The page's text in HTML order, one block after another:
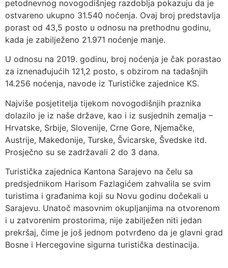
petodnevnog novogodišnjeg razdoblja pokazuju da je
ostvareno ukupno 31.540 noćenja. Ovaj broj predstavlja
porast od 43,5 posto u odnosu na prethodnu godinu,
kada je zabilježeno 21.971 noćenje manje.
U odnosu na 2019. godinu, broj noćenja je čak porastao
za iznenađujućih 121,2 posto, s obzirom na tadašnjih
14.256 noćenja, navode iz Turističke zajednice KS.
Najviše posjetitelja tijekom novogodišnjih praznika
dolazilo je iz naše države, kao i iz susjednih zemalja –
Hrvatske, Srbije, Slovenije, Crne Gore, Njemačke,
Austrije, Makedonije, Turske, Švicarske, Švedske itd.
Prosječno su se zadržavali 2 do 3 dana.
Turistička zajednica Kantona Sarajevo na čelu sa
predsjednikom Harisom Fazlagićem zahvalila se svim
turistima i građanima koji su Novu godinu dočekali u
Sarajevu. Unatoč masovnim okupljanjima na otvorenom
i u zatvorenim prostorima, nije zabilježen niti jedan
prekršaj, čime je još jednom potvrđeno da je glavni grad
Bosne i Hercegovine sigurna turistička destinacija.